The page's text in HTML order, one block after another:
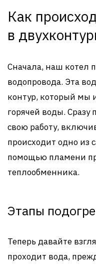
Как
в
Сначала, наш котел
водопровода. Эта
контур, который мы
горячей воды. Сразу
свою работу,
происходит одно из
помощью пламени
теплообменника.
Этапы
Теперь давайте
проходит вода,